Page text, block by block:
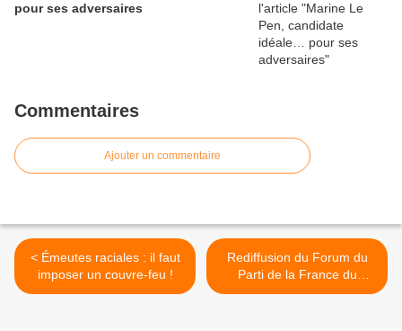
pour ses adversaires
Commentaires
Ajouter un commentaire
< Émeutes raciales : il faut
imposer un couvre-feu !
Rediffusion du Forum du
Parti de la France du
29/06/23 >